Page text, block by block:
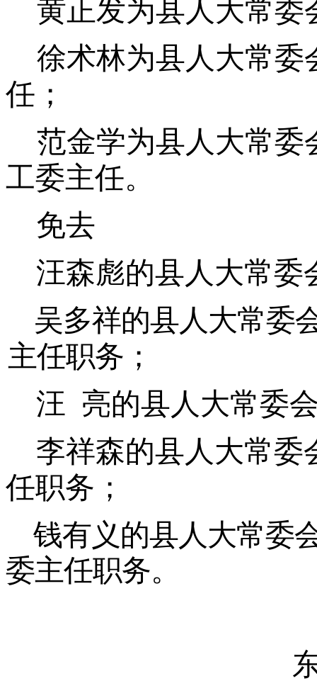
黄正发为县人大常委
徐术林为县人大常委
任；
范金学为县人大常委
工委主任。
免去
汪森彪的县人大常委
吴多祥的县人大常委
主任职务；
汪 亮的县人大常委
李祥森的县人大常委
任职务；
钱有义的县人大常委
委主任职务。